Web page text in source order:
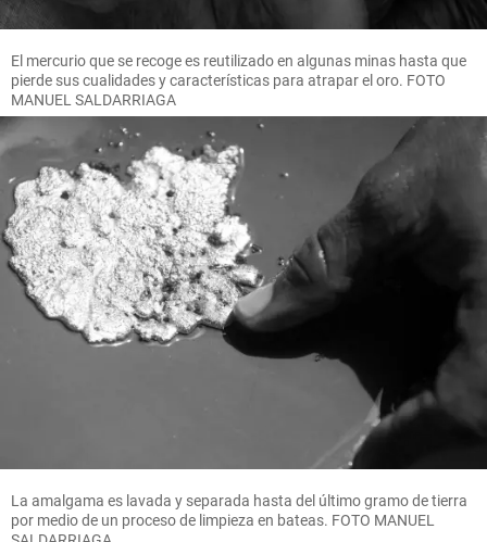
El mercurio que se recoge es reutilizado en algunas minas hasta que
pierde sus cualidades y características para atrapar el oro. FOTO
MANUEL SALDARRIAGA
La amalgama es lavada y separada hasta del último gramo de tierra
por medio de un proceso de limpieza en bateas. FOTO MANUEL